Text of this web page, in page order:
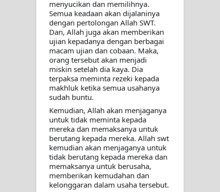
WAHDATUL WUJUD ITU APA..??
menyucikan dan memilihnya.
Semua keadaan akan dijalaninya
dengan pertolongan Allah SWT.
Dan, Allah juga akan memberikan
ujian kepadanya dengan berbagai
macam ujian dan cobaan. Maka,
orang tersebut akan menjadi
miskin setelah dia kaya. Dia
terpaksa meminta rezeki kepada
makhluk ketika semua usahanya
sudah buntu.
Kemudian, Allah akan menjaganya
untuk tidak meminta kepada
mereka dan memaksanya untuk
berutang kepada mereka. Allah swt
kemudian akan menjaganya untuk
tidak berutang kepada mereka dan
memaksanya untuk berusaha,
memberikan kemudahan dan
kelonggaran dalam usaha tersebut.